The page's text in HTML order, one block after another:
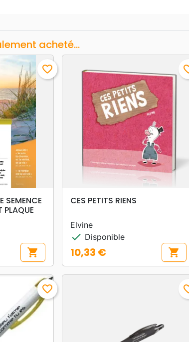
acheté...
favorite_border
SEMENCE
PLAQUE
shopping_cart
searchAPERÇU RAPIDE
CES PETITS RIENS
Elvine
check Disponible
Prix
10,33 € shopping_cart
favorite_border